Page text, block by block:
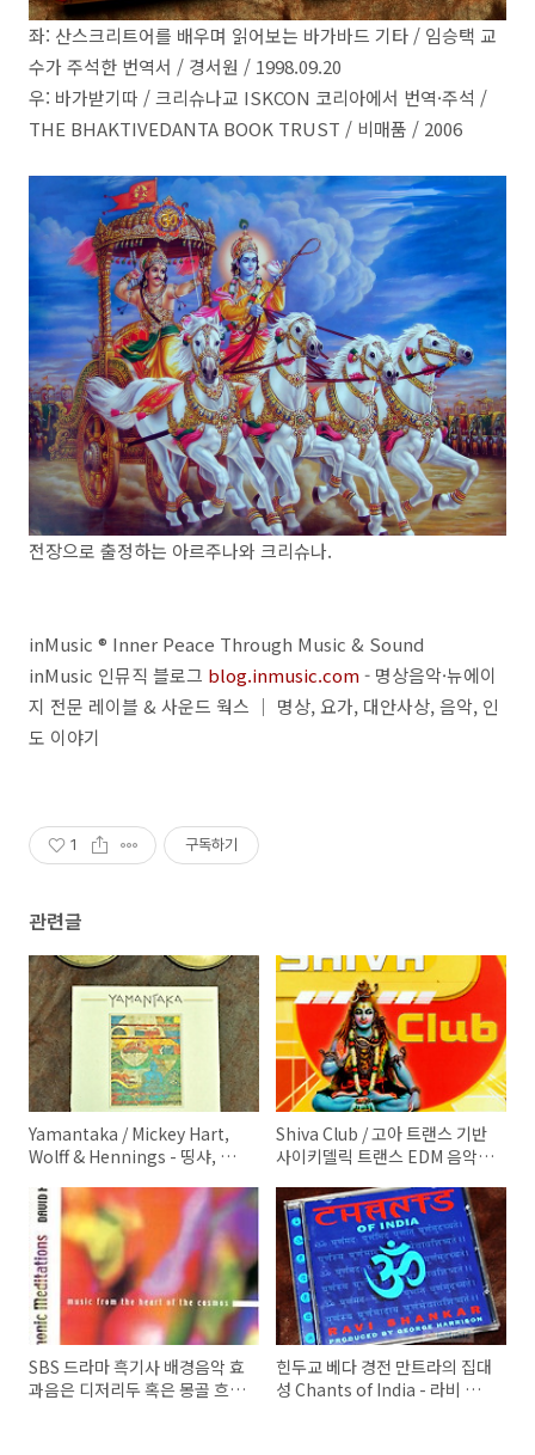
좌: 산스크리트어를 배우며 읽어보는 바가바드 기타 / 임승택 교
수가 주석한 번역서 / 경서원 / 1998.09.20
우: 바가받기따 / 크리슈나교 ISKCON 코리아에서 번역·주석 /
THE BHAKTIVEDANTA BOOK TRUST / 비매품 / 2006
전장으로 출정하는 아르주나와 크리슈나.
inMusic ® Inner Peace Through Music & Sound
inMusic 인뮤직 블로그 blog.inmusic.com- 명상음악·뉴에이
지 전문 레이블 & 사운드 웍스 ｜ 명상, 요가, 대안사상, 음악, 인
도 이야기
1 구독하기
관련글
Yamantaka / Mickey Hart,
Wolff & Hennings - 띵샤, 싱
악기로 펼치는 전위음악, 요가음
악 ｜ by inMusic 인뮤직
Shiva Club / 고아 트랜스 기반
사이키델릭 트랜스 EDM 음악,
의 만남 ｜ by inMusic 인뮤직
SBS 드라마 흑기사 배경음악 효
과음은 디저리두 혹은 몽골 흐미
힌두교 베다 경전 만트라의 집대
성 Chants of India - 라비 샹